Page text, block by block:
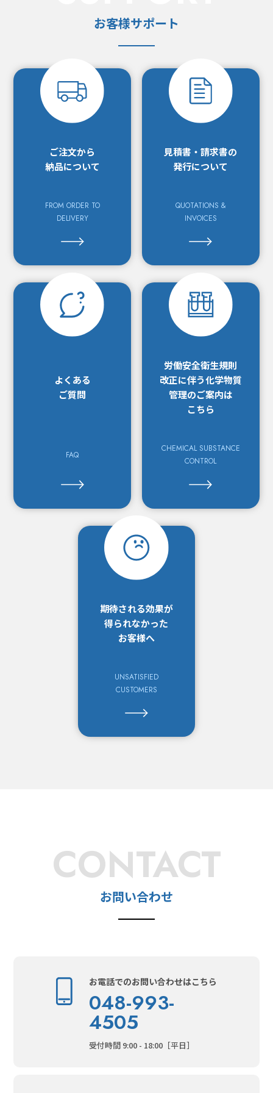
お客様サポート
ご注文から
納品について
FROM ORDER TO
DELIVERY
見積書・請求書の
発行について
QUOTATIONS &
INVOICES
よくある
ご質問
FAQ
労働安全衛生規則
改正に伴う化学物質
管理のご案内は
こちら
CHEMICAL SUBSTANCE
CONTROL
期待される効果が
得られなかった
お客様へ
UNSATISFIED
CUSTOMERS
CONTACT
お問い合わせ
お電話でのお問い合わせはこちら
048-993-
4505
受付時間 9:00 - 18:00［平日］